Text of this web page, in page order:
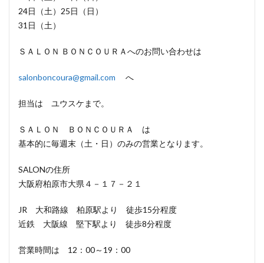
24日（土）25日（日）
31日（土）
ＳＡＬＯＮ ＢＯＮＣＯＵＲＡへのお問い合わせは
salonboncoura@gmail.com へ
担当は ユウスケまで。
ＳＡＬＯＮ ＢＯＮＣＯＵＲＡ は
基本的に毎週末（土・日）のみの営業となります。
SALONの住所
大阪府柏原市大県４－１７－２１
JR 大和路線 柏原駅より 徒歩15分程度
近鉄 大阪線 堅下駅より 徒歩8分程度
営業時間は 12：00～19：00